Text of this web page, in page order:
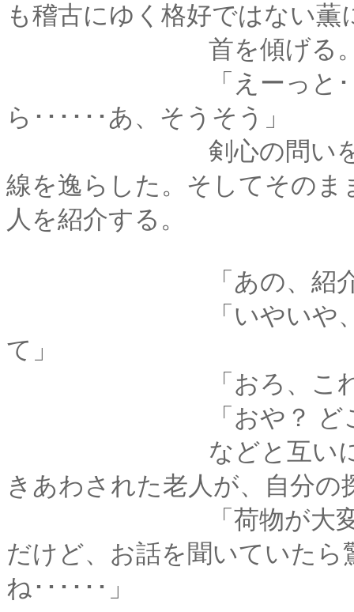
も稽古にゆく格好ではない薫
首を傾げる
「えーっと･･････
ら･･････あ、そうそう」
剣心の問いを微妙に
線を逸らした。そしてその
人を紹介する。
「あの、紹介します
「いやいや、御新造
て」
「おろ、これはどう
「おや？ どこかでお
などと互いに会釈を
きあわされた老人が、自分
「荷物が大変そうだ
だけど、お話を聞いていた
ね･･････」